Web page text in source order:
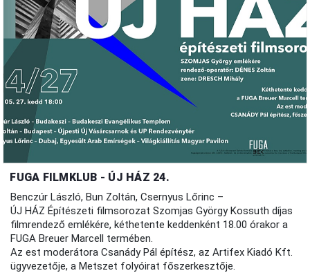
FUGA FILMKLUB - ÚJ HÁZ 24.
Benczúr László, Bun Zoltán, Csernyus Lőrinc –
ÚJ HÁZ Építészeti filmsorozat Szomjas György Kossuth díjas
filmrendező emlékére, kéthetente keddenként 18.00 órakor a
FUGA Breuer Marcell termében.
Az est moderátora Csanády Pál építész, az Artifex Kiadó Kft.
ügyvezetője, a Metszet folyóirat főszerkesztője.